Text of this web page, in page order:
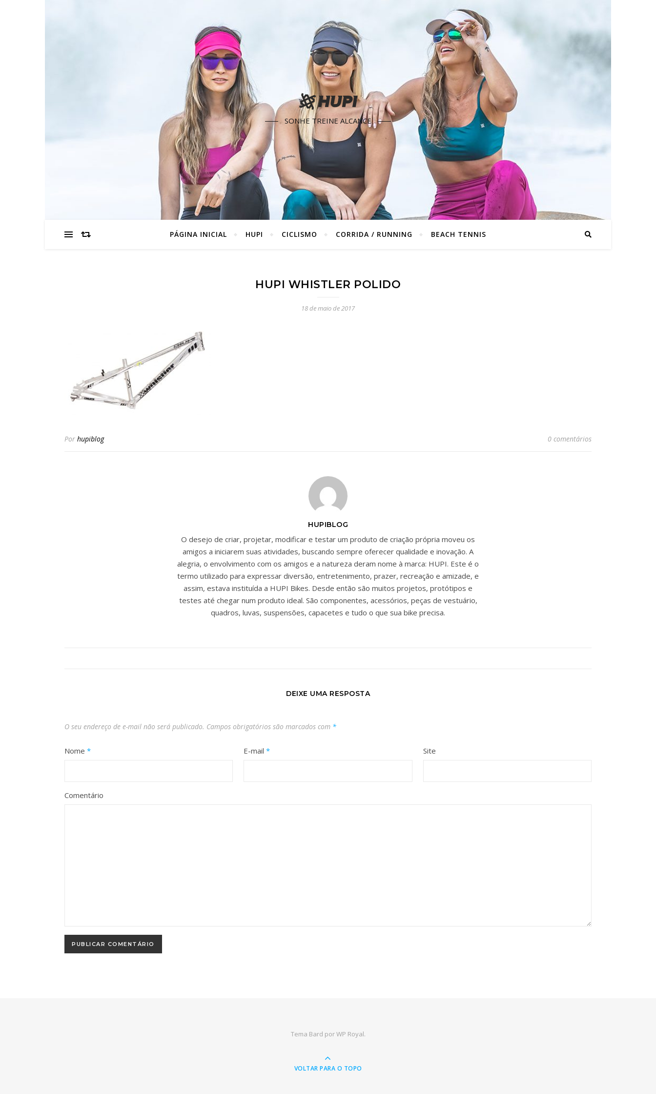
SONHE TREINE ALCANCE
PÁGINA INICIAL HUPI CICLISMO CORRIDA / RUNNING BEACH TENNIS
HUPI WHISTLER POLIDO
18 de maio de 2017
Por hupiblog 0 comentários
HUPIBLOG
O desejo de criar, projetar, modificar e testar um produto de criação própria moveu os
amigos a iniciarem suas atividades, buscando sempre oferecer qualidade e inovação. A
alegria, o envolvimento com os amigos e a natureza deram nome à marca: HUPI. Este é o
termo utilizado para expressar diversão, entretenimento, prazer, recreação e amizade, e
assim, estava instituída a HUPI Bikes. Desde então são muitos projetos, protótipos e
testes até chegar num produto ideal. São componentes, acessórios, peças de vestuário,
quadros, luvas, suspensões, capacetes e tudo o que sua bike precisa.
DEIXE UMA RESPOSTA
O seu endereço de e-mail não será publicado. Campos obrigatórios são marcados com *
Nome * E-mail* Site
Comentário
Tema Bard porWP Royal.
VOLTAR PARA O TOPO